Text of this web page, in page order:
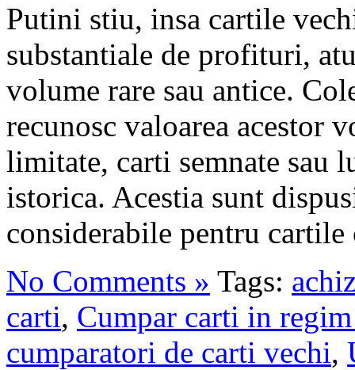
Putini stiu, insa cartile
substantiale de profituri,
volume rare sau antice.
recunosc valoarea acestor
limitate, carti semnate sau
istorica. Acestia sunt
considerabile pentru
No Comments » Tags:
carti, Cumpar carti in
cumparatori de carti vechi,